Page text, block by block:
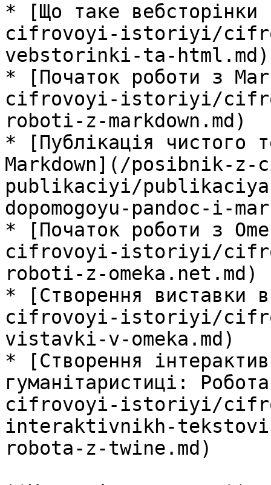
* [Що таке
cifrovoyi-istoriyi/
vebstorinki-ta-html.md)
* [Початок роботи з
cifrovoyi-istoriyi/
roboti-z-markdown.md)
* [Публікація чистого
Markdown](/
publikaciyi/
dopomogoyu-pandoc-i-
* [Початок роботи з
cifrovoyi-istoriyi/
roboti-z-omeka.net.md)
* [Створення виставки
cifrovoyi-istoriyi/
vistavki-v-omeka.md)
* [Створення
гуманітаристиці:
cifrovoyi-istoriyi/
interaktivnikh-
robota-z-twine.md)